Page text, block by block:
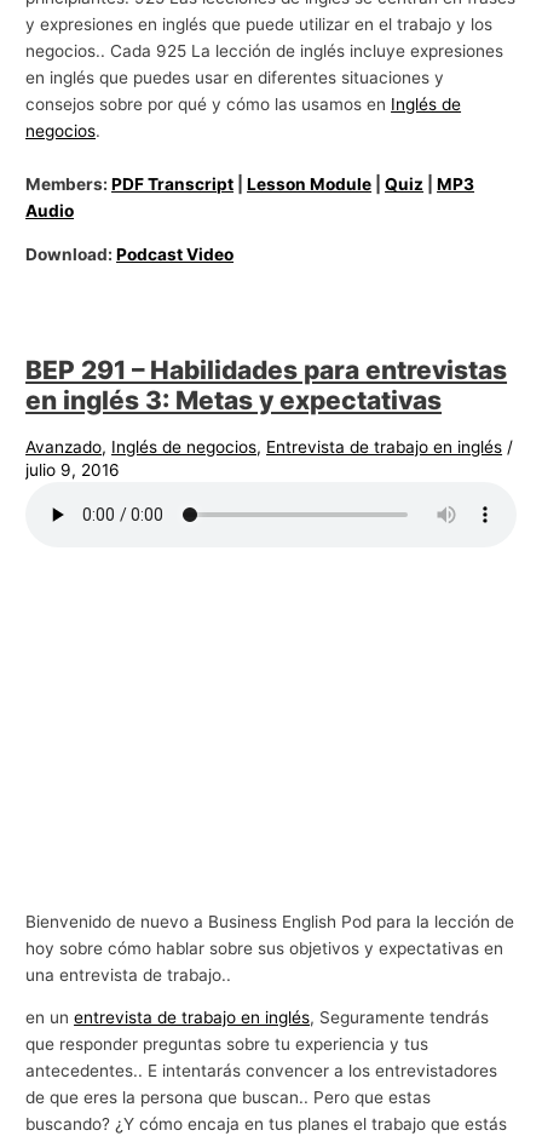
y expresiones en inglés que puede utilizar en el trabajo y los
negocios.. Cada 925 La lección de inglés incluye expresiones
en inglés que puedes usar en diferentes situaciones y
consejos sobre por qué y cómo las usamos en Inglés de
negocios.
Members:PDF Transcript |Lesson Module |Quiz |MP3
Audio
Download:Podcast Video
BEP 291 – Habilidades para entrevistas
en inglés 3: Metas y expectativas
Avanzado, Inglés de negocios, Entrevista de trabajo en inglés /
julio 9, 2016
Bienvenido de nuevo a Business English Pod para la lección de
hoy sobre cómo hablar sobre sus objetivos y expectativas en
una entrevista de trabajo..
en unentrevista de trabajo en inglés, Seguramente tendrás
que responder preguntas sobre tu experiencia y tus
antecedentes.. E intentarás convencer a los entrevistadores
de que eres la persona que buscan.. Pero que estas
buscando? ¿Y cómo encaja en tus planes el trabajo que estás